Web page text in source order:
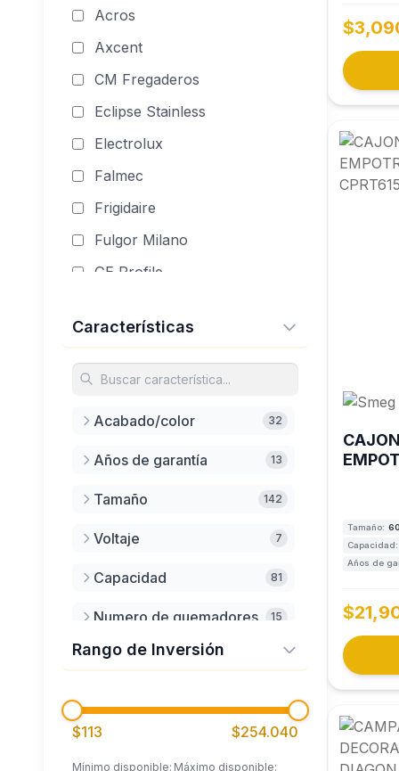
Monomandos
Paquetes
Pequeños Electrodomésticos
Reguladores
Acros
Axcent
CM Fregaderos
Eclipse Stainless
Electrolux
Falmec
Frigidaire
Fulgor Milano
GE Profile
IO Mabe
KELE
Kutchen
Mabe
Maytag
Schock
Smeg
Características
Acabado/color 32
Años de garantía 13
Tamaño 142
Voltaje 7
Capacidad 81
Numero de quemadores 15
Función
Tamaño de la tarja 12
Limpiar filtros Aplicar
Rango de Inversión
$113 $254.040
Mínimo disponible: Máximo disponible:
Tamaño:
Capacidad:
Años de